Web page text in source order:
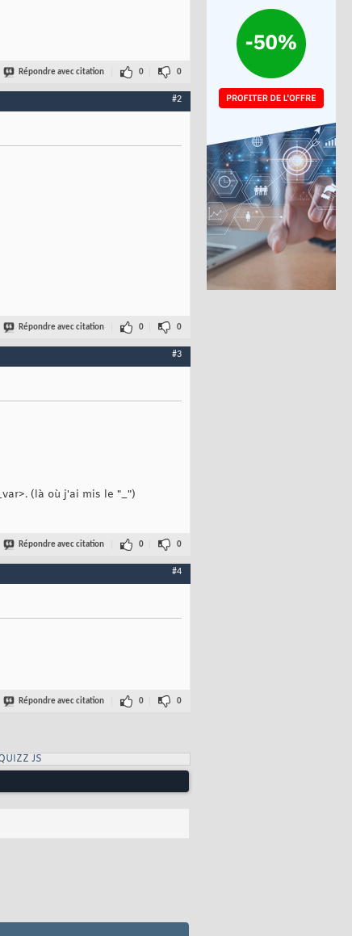
Répondre avec citation 0 0
#2
Répondre avec citation 0 0
#3
(là où j'ai mis le "_")
Répondre avec citation 0 0
#4
Répondre avec citation 0 0
JS